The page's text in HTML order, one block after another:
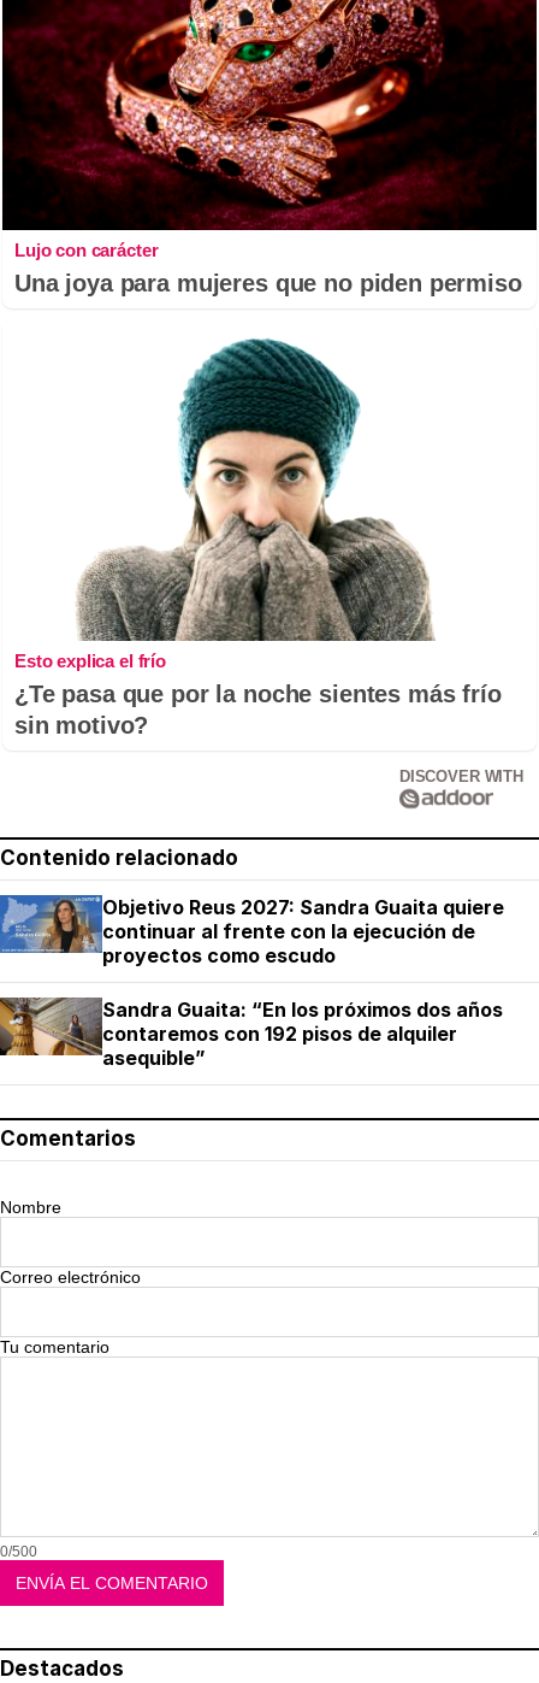
Lujo con carácter
Una joya para mujeres que no piden permiso
Esto explica el frío
¿Te pasa que por la noche sientes más frío
sin motivo?
DISCOVER WITH
Contenido relacionado
Objetivo Reus 2027: Sandra Guaita quiere
continuar al frente con la ejecución de
proyectos como escudo
Sandra Guaita: “En los próximos dos años
contaremos con 192 pisos de alquiler
asequible”
Comentarios
Nombre
Correo electrónico
Tu comentario
0/500
Destacados